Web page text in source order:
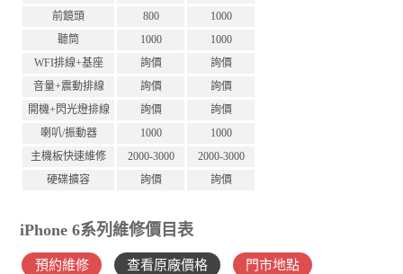
前鏡頭
800
1000
聽筒
1000
1000
WFI排線+基座
詢價
詢價
音量+震動排線
詢價
詢價
開機+閃光燈排線
詢價
詢價
喇叭/振動器
1000
1000
主機板快速維修
2000-3000
2000-3000
硬碟擴容
詢價 詢價
iPhone 6系列維修價目表
預約維修 查看原廠價格 門市地點